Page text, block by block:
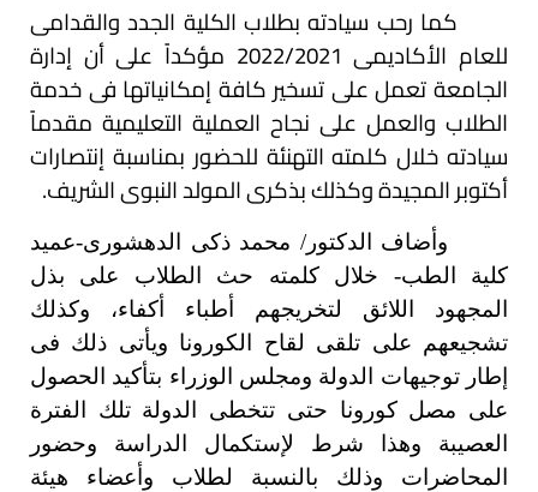
كما رحب سيادته بطلاب الكلية الجدد والقدامى
للعام الأكاديمى 2022/2021 مؤكداً على أن إدارة
الجامعة تعمل على تسخير كافة إمكانياتها فى خدمة
الطلاب والعمل على نجاح العملية التعليمية مقدماً
سيادته خلال كلمته التهنئة للحضور بمناسبة إنتصارات
أكتوبر المجيدة وكذلك بذكرى المولد النبوى الشريف.
وأضاف الدكتور/ محمد ذكى الدهشورى-عميد
كلية الطب- خلال كلمته حث الطلاب على بذل
المجهود اللائق لتخريجهم أطباء أكفاء، وكذلك
تشجيعهم على تلقى لقاح الكورونا ويأتى ذلك فى
إطار توجيهات الدولة ومجلس الوزراء بتأكيد الحصول
على مصل كورونا حتى تتخطى الدولة تلك الفترة
العصيبة وهذا شرط لإستكمال الدراسة وحضور
المحاضرات وذلك بالنسبة لطلاب وأعضاء هيئة